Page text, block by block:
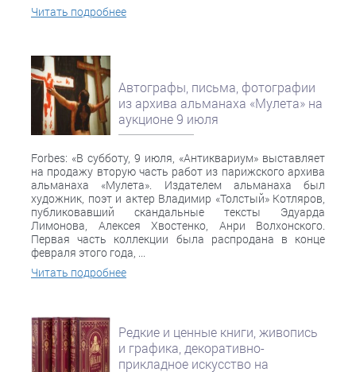
Читать подробнее
Автографы, письма, фотографии
из архива альманаха «Мулета» на
аукционе 9 июля
Forbes: «В субботу, 9 июля, «Антиквариум» выставляет
на продажу вторую часть работ из парижского архива
альманаха «Мулета». Издателем альманаха был
художник, поэт и актер Владимир «Толстый» Котляров,
публиковавший скандальные тексты Эдуарда
Лимонова, Алексея Хвостенко, Анри Волхонского.
Первая часть коллекции была распродана в конце
февраля этого года, ...
Читать подробнее
Редкие и ценные книги, живопись
и графика, декоративно-
прикладное искусство на